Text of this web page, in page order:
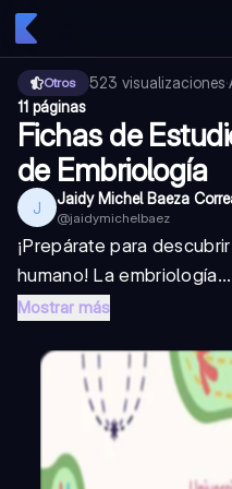
Otros 523 visualizaciones·
11 páginas
Fichas de
de Embriología
J Jaidy Michel Baeza
@jaidymichelbaez
¡Prepárate para
humano! La embriología...
Mostrar más